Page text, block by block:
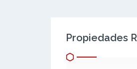
Propiedades